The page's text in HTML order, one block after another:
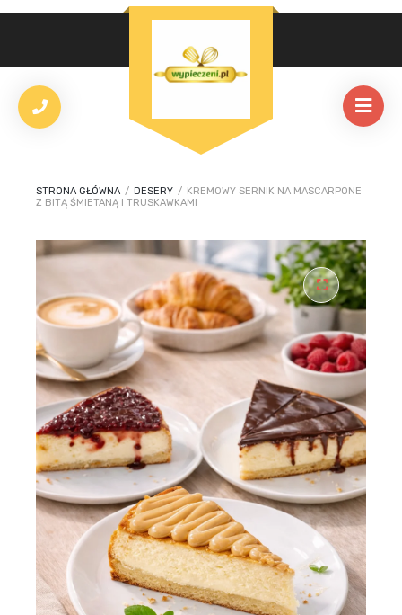
STRONA GŁÓWNA / DESERY / KREMOWY SERNIK NA MASCARPONE
Z BITĄ ŚMIETANĄ I TRUSKAWKAMI